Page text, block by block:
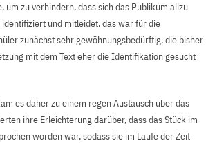
um zu verhindern, dass sich das Publikum allzu
und mitleidet, das war für die
zunächst sehr gewöhnungsbedürftig, die bisher
mit dem Text eher die Identifikation gesucht
es daher zu einem regen Austausch über das
ihre Erleichterung darüber, dass das Stück im
worden war, sodass sie im Laufe der Zeit